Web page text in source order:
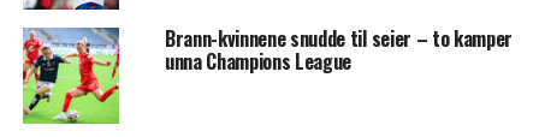
Brann-kvinnene snudde til seier – to kamper
unna Champions League